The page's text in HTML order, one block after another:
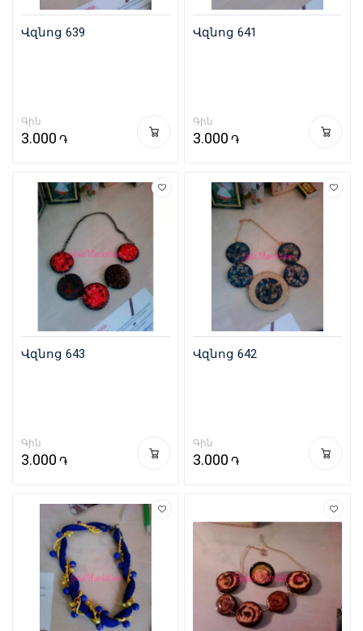
Վզնոց 639
Գին
3.000 ֏
Վզնոց 641
Գին
3.000 ֏
Վզնոց 643
Գին
3.000 ֏
Վզնոց 642
Գին
3.000 ֏